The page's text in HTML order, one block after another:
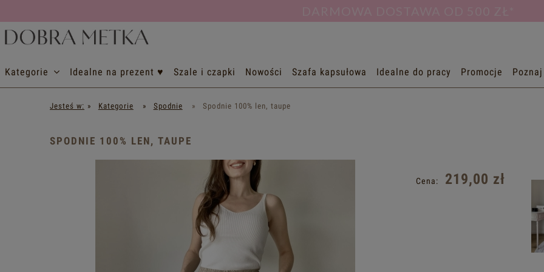
Kategorie Idealne na prezent ♥ Szale i czapki Nowości Szafa kapsułowa Idealne do pracy Promocje
Jesteś w: » Kategorie » Spodnie » Spodnie 100% len, taupe
SPODNIE 100% LEN, TAUPE
Cena: 219,00 zł